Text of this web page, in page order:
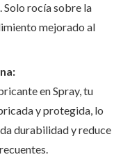
Solo rocía sobre la
mejorado al
en Spray, tu
y protegida, lo
durabilidad y reduce